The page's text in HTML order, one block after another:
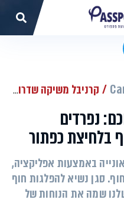
בטוויטר
קרניבל משיקה שדרוג חכם: נפרדים מהכרטיסים, יוצאים לחוף בלחיצת כפתור
נפרדים
בלחיצת כפתור
באמצעות אפליקציה,
סגן נשיא להפלגות חוף
שמה את הנוחות של